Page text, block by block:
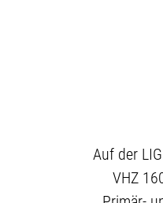
Auf der
VHZ